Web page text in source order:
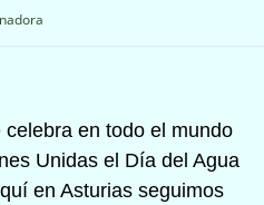
en todo el mundo
Unidas el Día del Agua
en Asturias seguimos